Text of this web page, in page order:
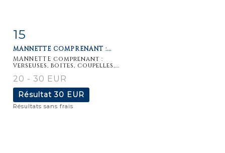
détaillée
15
MANNETTE COMPRENANT :...
MANNETTE comprenant :
verseuses, boites, coupelles,...
20 - 30 EUR
Résultat30 EUR
Résultats sans frais